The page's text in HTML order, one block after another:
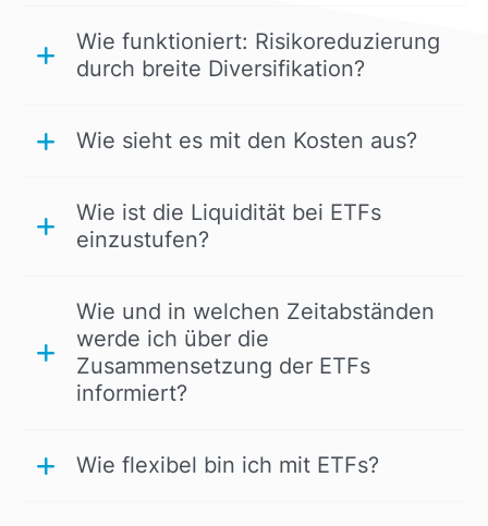
Wie funktioniert: Risikoreduzierung
durch breite Diversifikation?
Wie sieht es mit den Kosten aus?
Wie ist die Liquidität bei ETFs
einzustufen?
Wie und in welchen Zeitabständen
werde ich über die
Zusammensetzung der ETFs
informiert?
Wie flexibel bin ich mit ETFs?